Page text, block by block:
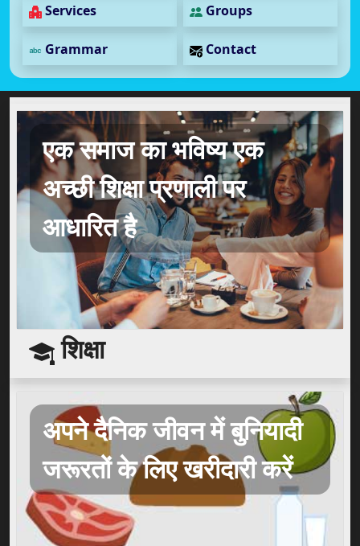
Services Groups
Grammar Contact
एक समाज का भविष्य एक
अच्छी शिक्षा प्रणाली पर
आधारित है
शिक्षा
अपने दैनिक जीवन में बुनियादी
जरूरतों के लिए खरीदारी करें